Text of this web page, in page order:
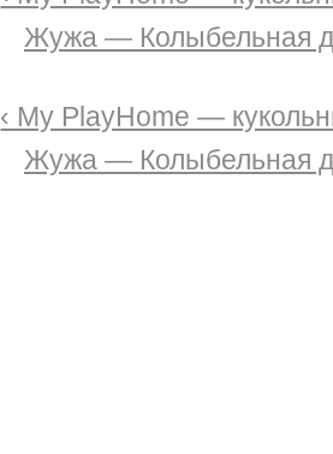
Жужа — Колыбельная
‹ My PlayHome —
Жужа — Колыбельная